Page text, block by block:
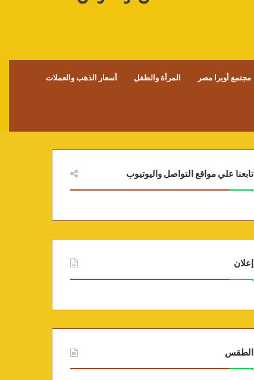
مجتمع أوبرا مصر المرأة والطفل أسعار الذهب والعملات
تابعنا علي مواقع التواصل واليوتيوب
إعلان
الطقس